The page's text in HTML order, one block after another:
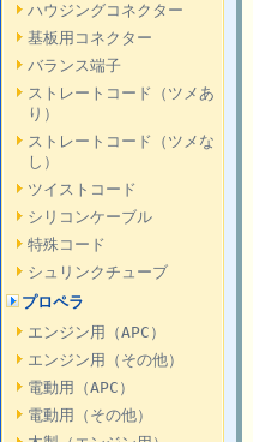
ハウジングコネクター
基板用コネクター
バランス端子
ストレートコード（ツメあ
り）
ストレートコード（ツメな
し）
ツイストコード
シリコンケーブル
特殊コード
シュリンクチューブ
プロペラ
エンジン用（APC）
エンジン用（その他）
電動用（APC）
電動用（その他）